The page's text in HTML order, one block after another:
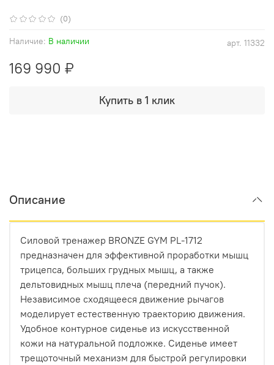
(0)
арт. 11332
Наличие: В наличии
169 990 ₽
Купить в 1 клик
Описание
Силовой тренажер BRONZE GYM PL-1712
предназначен для эффективной проработки мышц
трицепса, больших грудных мышц, а также
дельтовидных мышц плеча (передний пучок).
Независимое сходящееся движение рычагов
моделирует естественную траекторию движения.
Удобное контурное сиденье из искусственной
кожи на натуральной подложке. Сиденье имеет
трещоточный механизм для быстрой регулировки